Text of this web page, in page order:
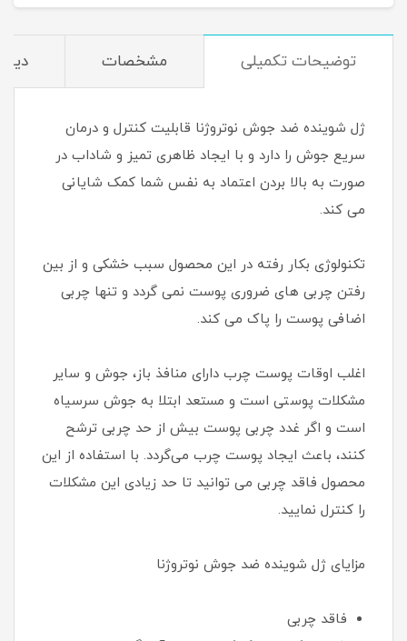
توضیحات تکمیلی مشخصات
ژل شوینده ضد جوش نوتروژنا قابلیت کنترل و درمان
سریع جوش را دارد و با ایجاد ظاهری تمیز و شاداب در
صورت به بالا بردن اعتماد به نفس شما کمک شایانی
می کند.
تکنولوژی بکار رفته در این محصول سبب خشکی و از بین
رفتن چربی های ضروری پوست نمی گردد و تنها چربی
اضافی پوست را پاک می کند.
اغلب اوقات پوست چرب دارای منافذ باز، جوش و سایر
مشکلات پوستی است و مستعد ابتلا به جوش سرسیاه
است و اگر غدد چربی پوست بیش از حد چربی ترشح
کنند، باعث ایجاد پوست چرب می‌گردد. با استفاده از این
محصول فاقد چربی می توانید تا حد زیادی این مشکلات
را کنترل نمایید.
مزایای ژل شوینده ضد جوش نوتروژنا
فاقد چربی